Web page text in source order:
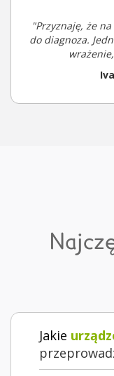
"Przyznaję, że
do diagnoza.
Jakie